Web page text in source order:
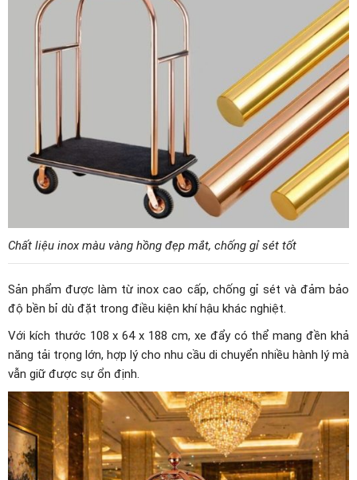
Chất liệu inox màu vàng hồng đẹp mắt, chống gỉ sét tốt
Sản phẩm được làm từ inox cao cấp, chống gỉ sét và đảm bảo
độ bền bỉ dù đặt trong điều kiện khí hậu khác nghiệt.
Với kích thước 108 x 64 x 188 cm, xe đẩy có thể mang đền khả
năng tải trọng lớn, hợp lý cho nhu cầu di chuyển nhiều hành lý mà
vẫn giữ được sự ổn định.